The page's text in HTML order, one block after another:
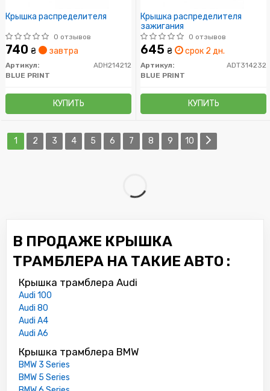
Крышка распределителя
0 отзывов
740 ₴ завтра
Артикул:
ADH214212
BLUE PRINT
КУПИТЬ
Крышка распределителя
зажигания
0 отзывов
645 ₴ срок 2 дн.
Артикул:
ADT314232
BLUE PRINT
КУПИТЬ
1 2 3 4 5 6 7 8 9 10
В ПРОДАЖЕ КРЫШКА
ТРАМБЛЕРА НА ТАКИЕ АВТО :
Крышка трамблера Audi
Audi 100
Audi 80
Audi A4
Audi A6
Крышка трамблера BMW
BMW 3 Series
BMW 5 Series